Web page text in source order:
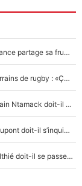
Mis de côté par Fabien Galthié, un joueur du XV de France partage sa frustration : «ils ne me l’ont pas dit tout de suite»
La raison d'être de Matthieu Jalibert en dehors des terrains de rugby : «Ça m'atteint autant que si tu touches à un membre de ma famille»
XV de France - Matthieu Jalibert a tout changé : Romain Ntamack doit-il s’inquiéter pour sa place à un an de la Coupe du monde ?
«Le XV de France est meilleur avec Lucu» : Antoine Dupont doit-il s’inquiéter pour sa place ?
Le XV de France a trouvé son remplaçant : Fabien Galthié doit-il se passer d'Antoine Dupont ?